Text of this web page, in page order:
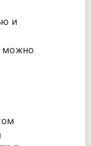
и
можно